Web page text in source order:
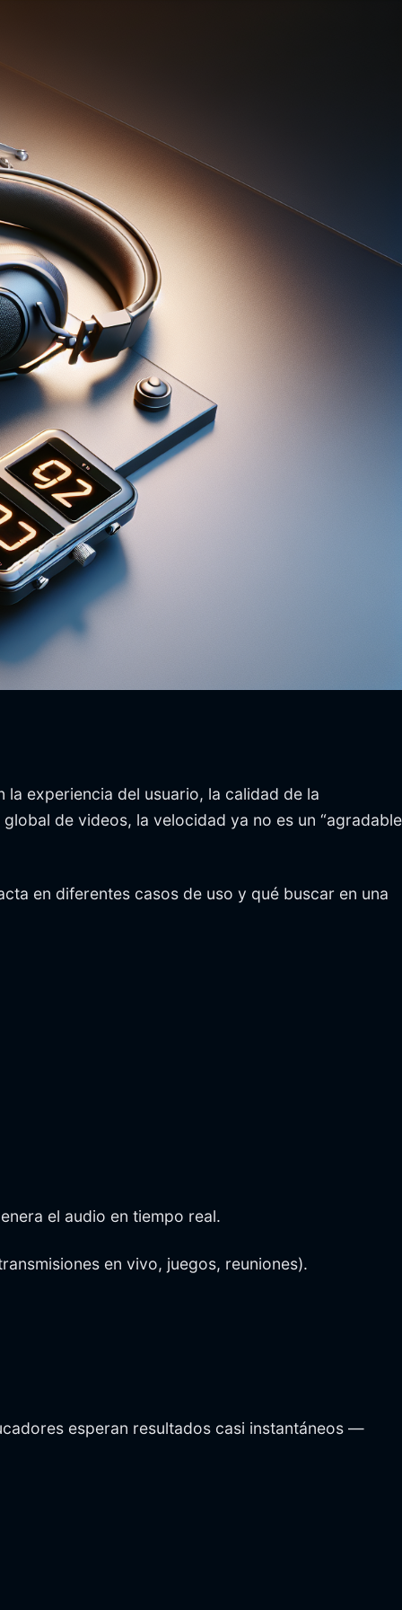
experiencia del usuario, la calidad de la
de videos, la velocidad ya no es un “agradable
en diferentes casos de uso y qué buscar en una
el audio en tiempo real.
en vivo, juegos, reuniones).
esperan resultados casi instantáneos —